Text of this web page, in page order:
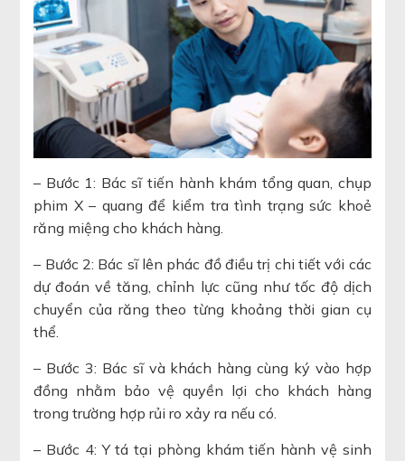
– Bước 1: Bác sĩ tiến hành khám tổng quan, chụp
phim X – quang để kiểm tra tình trạng sức khoẻ
răng miệng cho khách hàng.
– Bước 2: Bác sĩ lên phác đồ điều trị chi tiết với các
dự đoán về tăng, chỉnh lực cũng như tốc độ dịch
chuyển của răng theo từng khoảng thời gian cụ
thể.
– Bước 3: Bác sĩ và khách hàng cùng ký vào hợp
đồng nhằm bảo vệ quyền lợi cho khách hàng
trong trường hợp rủi ro xảy ra nếu có.
– Bước 4: Y tá tại phòng khám tiến hành vệ sinh